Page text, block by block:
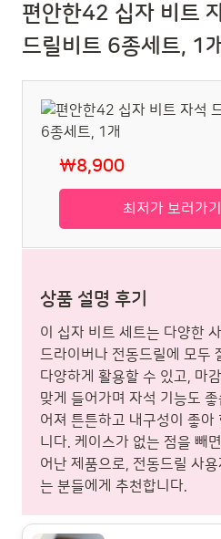
편안한42 십자 비트
드릴비트 6종세트, 1개
₩8,900
최저가 보러가기
상품 설명 후기
이 십자 비트 세트는 다양한
드라이버나 전동드릴에 모두
다양하게 활용할 수 있고, 마
맞게 들어가며 자석 기능도
어져 튼튼하고 내구성이 좋아
니다. 케이스가 없는 점을 빼
어난 제품으로, 전동드릴 사
는 분들에게 추천합니다.